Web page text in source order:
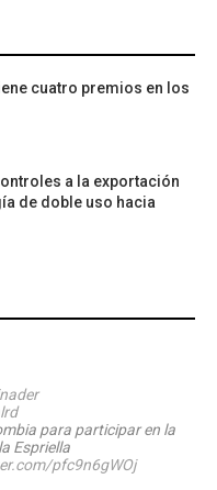
cuatro premios en los
a la exportación
de doble uso hacia
para participar en la
Espriella
pfc9n6gWOj